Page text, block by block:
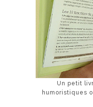
Un petit
humoristiques